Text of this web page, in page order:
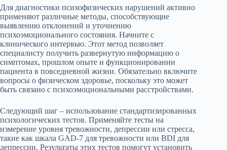
Для диагностики психофизических нарушений активно
применяют различные методы, способствующие
выявлению отклонений и уточнению
психоэмоционального состояния. Начните с
клинического интервью. Этот метод позволяет
специалисту получить развернутую информацию о
симптомах, прошлом опыте и функционировании
пациента в повседневной жизни. Обязательно включите
вопросы о физическом здоровье, поскольку это может
быть связано с психоэмоциональными расстройствами.
Следующий шаг – использование стандартизированных
психологических тестов. Применяйте тесты на
измерение уровня тревожности, депрессии или стресса,
такие как шкала GAD-7 для тревожности или BDI для
депрессии. Результаты этих тестов помогут установить